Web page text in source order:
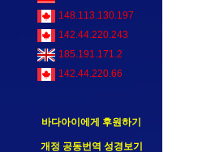
148.113.130.197
142.44.220.243
185.191.171.2
142.44.220.66
바다아이에게 후원하기
개정 공동번역 성경보기